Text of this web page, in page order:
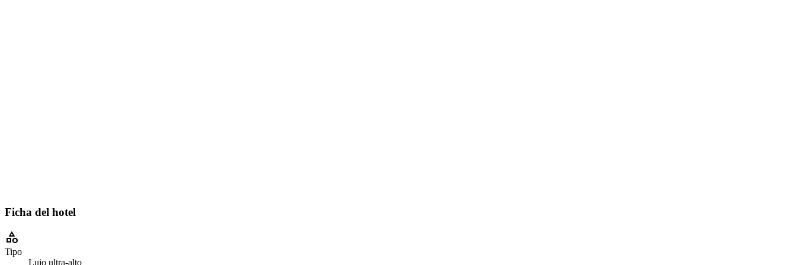
Ficha del hotel
category
Tipo
Lujo ultra-alto